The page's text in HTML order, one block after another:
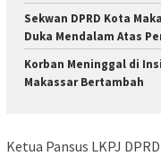
Sekwan DPRD Kota
Duka Mendalam Atas
Korban Meninggal di
Makassar Bertambah
Ketua Pansus LKPJ